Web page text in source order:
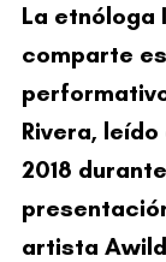
La etnóloga
comparte
Rivera,
2018
artista